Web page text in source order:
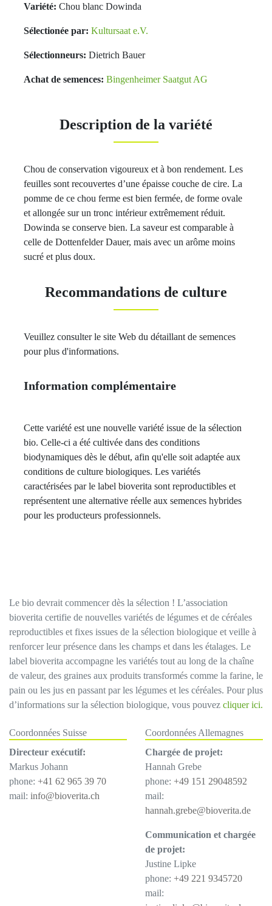
Variété: Chou blanc Dowinda
Sélectionée par: Kultursaat e.V.
Sélectionneurs: Dietrich Bauer
Achat de semences: Bingenheimer Saatgut AG
Description de la variété
Chou de conservation vigoureux et à bon rendement. Les
feuilles sont recouvertes d’une épaisse couche de cire. La
pomme de ce chou ferme est bien fermée, de forme ovale
et allongée sur un tronc intérieur extrêmement réduit.
Dowinda se conserve bien. La saveur est comparable à
celle de Dottenfelder Dauer, mais avec un arôme moins
sucré et plus doux.
Recommandations de culture
Veuillez consulter le site Web du détaillant de semences
pour plus d'informations.
Information complémentaire
Cette variété est une nouvelle variété issue de la sélection
bio. Celle-ci a été cultivée dans des conditions
biodynamiques dès le début, afin qu'elle soit adaptée aux
conditions de culture biologiques. Les variétés
caractérisées par le label bioverita sont reproductibles et
représentent une alternative réelle aux semences hybrides
pour les producteurs professionnels.
Le bio devrait commencer dès la sélection ! L’association
bioverita certifie de nouvelles variétés de légumes et de céréales
reproductibles et fixes issues de la sélection biologique et veille à
renforcer leur présence dans les champs et dans les étalages. Le
label bioverita accompagne les variétés tout au long de la chaîne
de valeur, des graines aux produits transformés comme la farine, le
pain ou les jus en passant par les légumes et les céréales. Pour plus
d’informations sur la sélection biologique, vous pouvez cliquer ici.
Coordonnées Suisse
Directeur exécutif:
Markus Johann
phone: +41 62 965 39 70
mail: info@bioverita.ch
Coordonnées Allemagnes
Chargée de projet:
Hannah Grebe
phone: +49 151 29048592
mail:
hannah.grebe@bioverita.de
Communication et chargée
de projet:
Justine Lipke
phone: +49 221 9345720
mail: